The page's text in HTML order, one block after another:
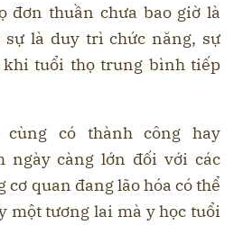
đơn thuần chưa bao giờ là
sự là duy trì chức năng, sự
khi tuổi thọ trung bình tiếp
cùng có thành công hay
ngày càng lớn đối với các
quan đang lão hóa có thể
một tương lai mà y học tuổi